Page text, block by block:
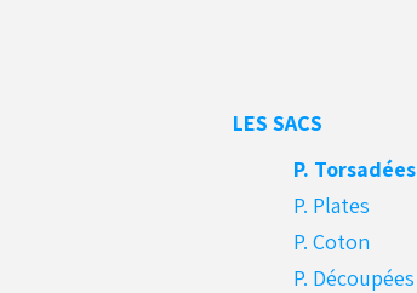
LES SACS
P. Torsadées
P. Plates
P. Coton
P. Découpées